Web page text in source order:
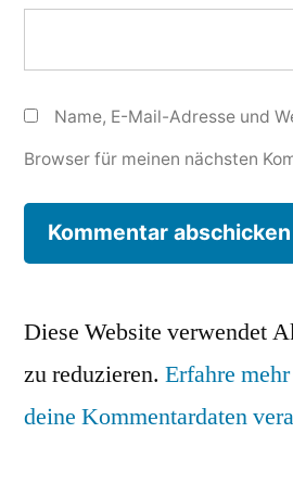
Name, E-Mail-Adresse und
Browser für meinen nächsten
Diese Website verwendet
zu reduzieren. Erfahre
deine Kommentardaten